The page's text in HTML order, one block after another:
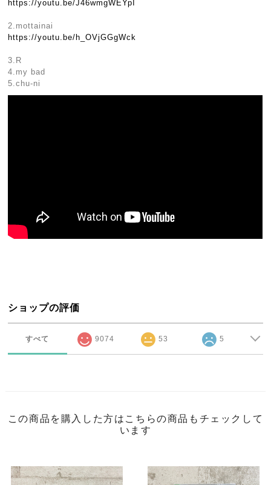
https://youtu.be/J46wmgWEYpI
2.mottainai
https://youtu.be/h_OVjGGgWck
3.R
4.my bad
5.chu-ni
ショップの評価
すべて 9074 53 5
この商品を購入した方はこちらの商品もチェックして
います